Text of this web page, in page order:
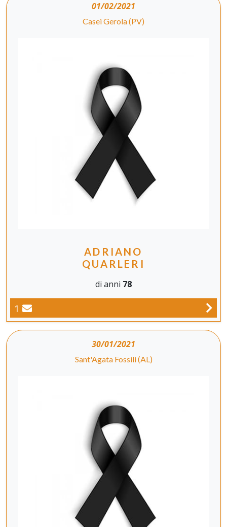
01/02/2021
Casei Gerola (PV)
ADRIANO
QUARLERI
di anni 78
1
30/01/2021
Sant'Agata Fossili (AL)